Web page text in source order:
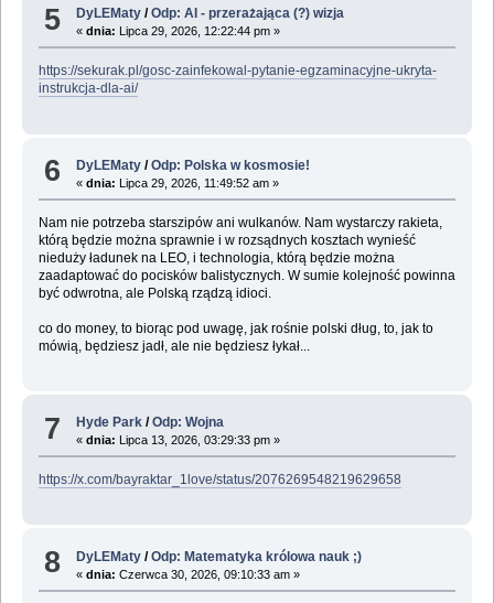
5 DyLEMaty /Odp: AI - przerażająca (?) wizja
«dnia: Lipca 29, 2026, 12:22:44 pm »
https://sekurak.pl/gosc-zainfekowal-pytanie-egzaminacyjne-ukryta-
instrukcja-dla-ai/
6 DyLEMaty /Odp: Polska w kosmosie!
«dnia: Lipca 29, 2026, 11:49:52 am »
Nam nie potrzeba starszipów ani wulkanów. Nam wystarczy rakieta,
którą będzie można sprawnie i w rozsądnych kosztach wynieść
nieduży ładunek na LEO, i technologia, którą będzie można
zaadaptować do pocisków balistycznych. W sumie kolejność powinna
być odwrotna, ale Polską rządzą idioci.
co do money, to biorąc pod uwagę, jak rośnie polski dług, to, jak to
mówią, będziesz jadł, ale nie będziesz łykał...
7 Hyde Park /Odp: Wojna
«dnia: Lipca 13, 2026, 03:29:33 pm »
https://x.com/bayraktar_1love/status/2076269548219629658
8 DyLEMaty /Odp: Matematyka królowa nauk ;)
«dnia: Czerwca 30, 2026, 09:10:33 am »